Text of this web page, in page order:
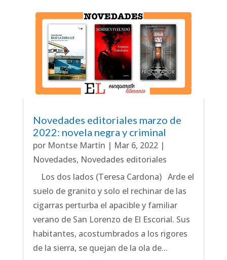
Novedades editoriales marzo de
2022: novela negra y criminal
por Montse Martín | Mar 6, 2022|
Novedades, Novedades editoriales
Los dos lados (Teresa Cardona) Arde el
suelo de granito y solo el rechinar de las
cigarras perturba el apacible y familiar
verano de San Lorenzo de El Escorial. Sus
habitantes, acostumbrados a los rigores
de la sierra, se quejan de la ola de...